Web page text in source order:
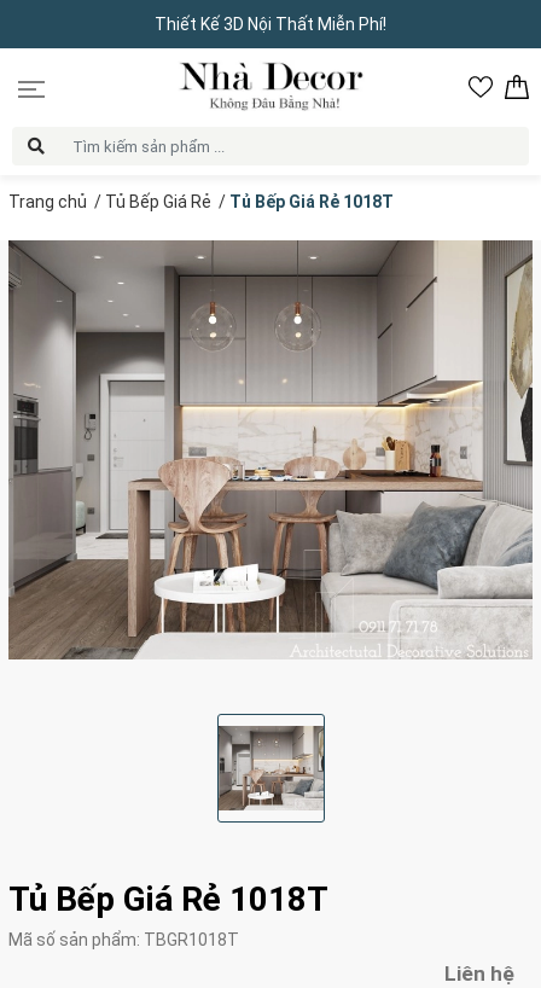
Thiết Kế 3D Nội Thất Miễn Phí!
Trang chủ / Tủ Bếp Giá Rẻ / Tủ Bếp Giá Rẻ 1018T
Tủ Bếp Giá Rẻ 1018T
Mã số sản phẩm: TBGR1018T
Liên hệ